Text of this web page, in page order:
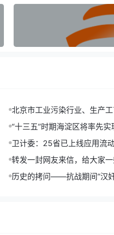
北京市工业污染行业、生产
014年版)
“十三五”时期海淀区将率先
卫计委：25省已上线应用流
转发一封网友来信，给大家
历史的拷问——抗战期间“汉